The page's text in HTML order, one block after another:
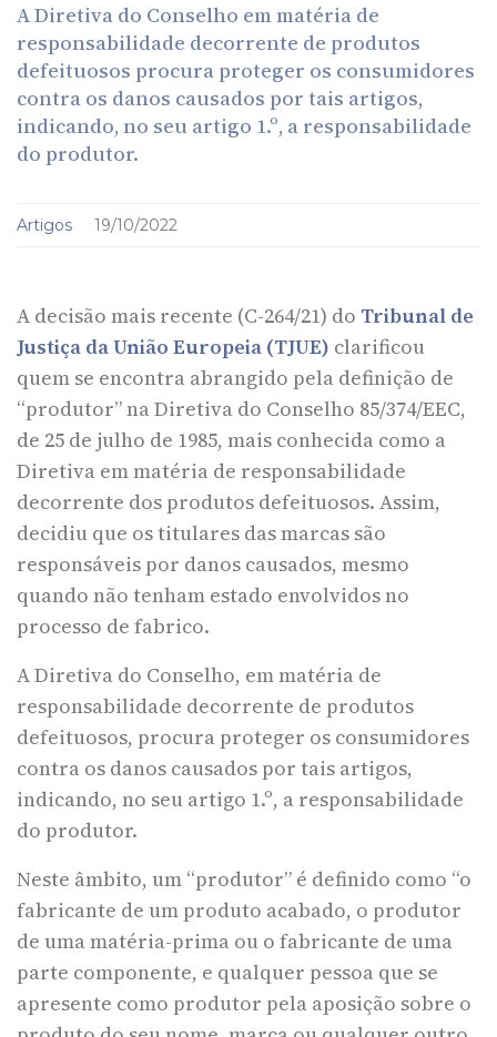
A Diretiva do Conselho em matéria de
responsabilidade decorrente de produtos
defeituosos procura proteger os consumidores
contra os danos causados por tais artigos,
indicando, no seu artigo 1.º, a responsabilidade
do produtor.
Artigos 19/10/2022
A decisão mais recente (C-264/21) do Tribunal de
Justiça da União Europeia (TJUE) clarificou
quem se encontra abrangido pela definição de
“produtor” na Diretiva do Conselho 85/374/EEC,
de 25 de julho de 1985, mais conhecida como a
Diretiva em matéria de responsabilidade
decorrente dos produtos defeituosos. Assim,
decidiu que os titulares das marcas são
responsáveis por danos causados, mesmo
quando não tenham estado envolvidos no
processo de fabrico.
A Diretiva do Conselho, em matéria de
responsabilidade decorrente de produtos
defeituosos, procura proteger os consumidores
contra os danos causados por tais artigos,
indicando, no seu artigo 1.º, a responsabilidade
do produtor.
Neste âmbito, um “produtor” é definido como “o
fabricante de um produto acabado, o produtor
de uma matéria-prima ou o fabricante de uma
parte componente, e qualquer pessoa que se
apresente como produtor pela aposição sobre o